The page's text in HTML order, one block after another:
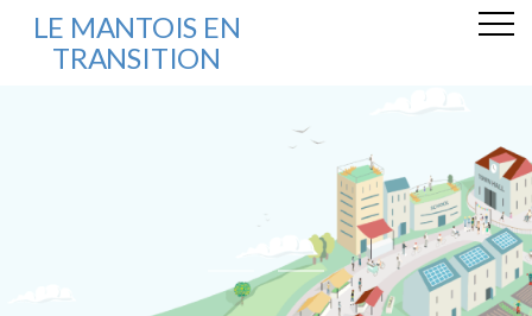
LE MANTOIS EN
TRANSITION